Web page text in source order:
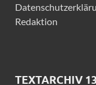
Redaktion
TEXTARCHIV